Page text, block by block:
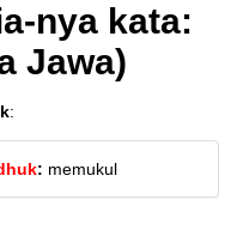
nya kata:
Jawa)
:
: memukul